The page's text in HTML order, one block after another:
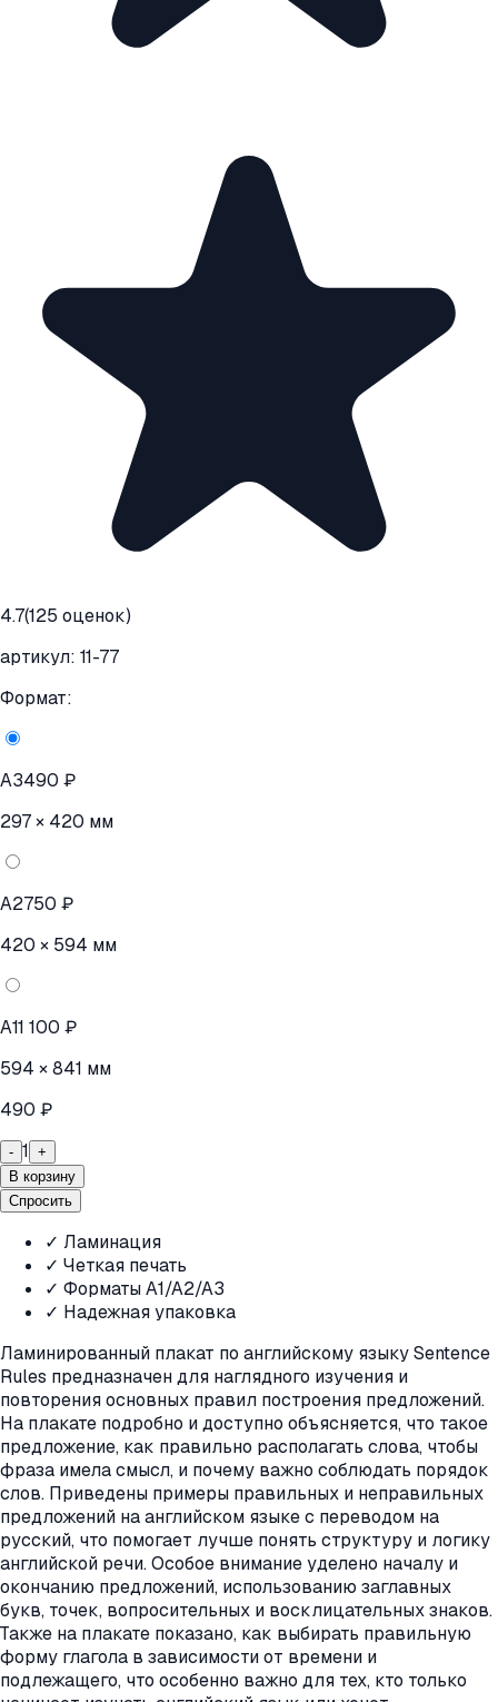
4.7(125 оценок)
артикул: 11-77
Формат:
A3490 ₽
297 × 420 мм
A2750 ₽
420 × 594 мм
A11 100 ₽
594 × 841 мм
490 ₽
- 1 +
В корзину
Спросить
✓ Ламинация
✓ Четкая печать
✓ Форматы A1/A2/A3
✓ Надежная упаковка
Ламинированный плакат по английскому языку Sentence
Rules предназначен для наглядного изучения и
повторения основных правил построения предложений.
На плакате подробно и доступно объясняется, что такое
предложение, как правильно располагать слова, чтобы
фраза имела смысл, и почему важно соблюдать порядок
слов. Приведены примеры правильных и неправильных
предложений на английском языке с переводом на
русский, что помогает лучше понять структуру и логику
английской речи. Особое внимание уделено началу и
окончанию предложений, использованию заглавных
букв, точек, вопросительных и восклицательных знаков.
Также на плакате показано, как выбирать правильную
форму глагола в зависимости от времени и
подлежащего, что особенно важно для тех, кто только